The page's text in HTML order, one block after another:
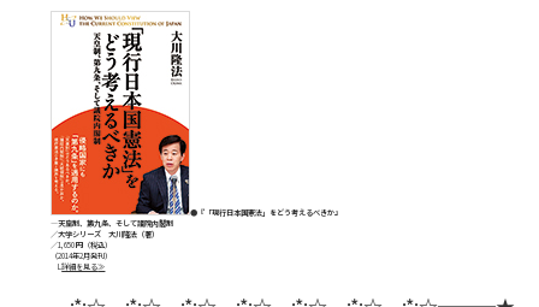
●『「現行日本国憲法」をどう考えるべきか』
―天皇制、第九条、そして議院内閣制
／大学シリーズ 大川隆法（著）
／1,650 円（税込）
（2014年2月発刊）
L詳細を見る≫